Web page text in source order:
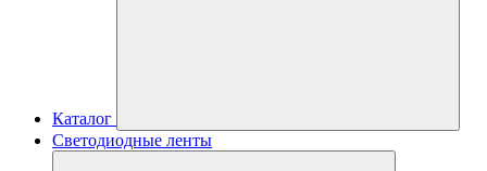
Каталог
Светодиодные ленты